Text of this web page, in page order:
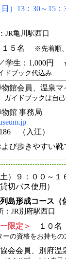
）13：30～15：
JR亀川駅西口
５名 ※先着順
学生：1,000円
ドブック代込み
館会員、温泉マ
ガイドブックは自
館 事務局
（入江）
び歩きやすい靴
）９：００～１
貸切バス使用）
島形成コース（
JR別府駅西口
限定＞ １０名
の資格をお持ちの
会会員、別府温